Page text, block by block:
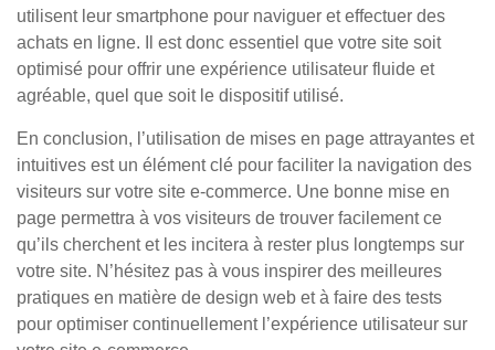
utilisent leur smartphone pour naviguer et effectuer des
achats en ligne. Il est donc essentiel que votre site soit
optimisé pour offrir une expérience utilisateur fluide et
agréable, quel que soit le dispositif utilisé.
En conclusion, l’utilisation de mises en page attrayantes et
intuitives est un élément clé pour faciliter la navigation des
visiteurs sur votre site e-commerce. Une bonne mise en
page permettra à vos visiteurs de trouver facilement ce
qu’ils cherchent et les incitera à rester plus longtemps sur
votre site. N’hésitez pas à vous inspirer des meilleures
pratiques en matière de design web et à faire des tests
pour optimiser continuellement l’expérience utilisateur sur